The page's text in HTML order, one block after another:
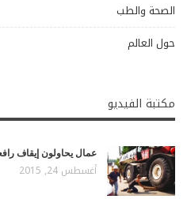
الصحة والطب
حول العالم
مكتبة الفيديو
عمال يحاولون إيقاف
أغسطس 24, 2015